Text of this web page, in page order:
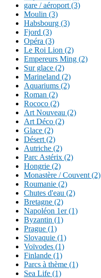
gare / aéroport (3)
Moulin (3)
Habsbourg (3)
Fjord (3)
Opéra (3)
Le Roi Lion (2)
Empereurs Ming (2)
Sur glace (2)
Marineland (2)
Aquariums (2)
Roman (2)
Rococo (2)
Art Nouveau (2)
Art Déco (2)
Glace (2)
Désert (2)
Autriche (2)
Parc Astérix (2)
Hongrie (2)
Monastère / Couvent (2)
Roumanie (2)
Chutes d'eau (2)
Bretagne (2)
Napoléon 1er (1)
Byzantin (1)
Prague (1)
Slovaquie (1)
Voïvodes (1)
Finlande (1)
Parcs à thème (1)
Sea Life (1)